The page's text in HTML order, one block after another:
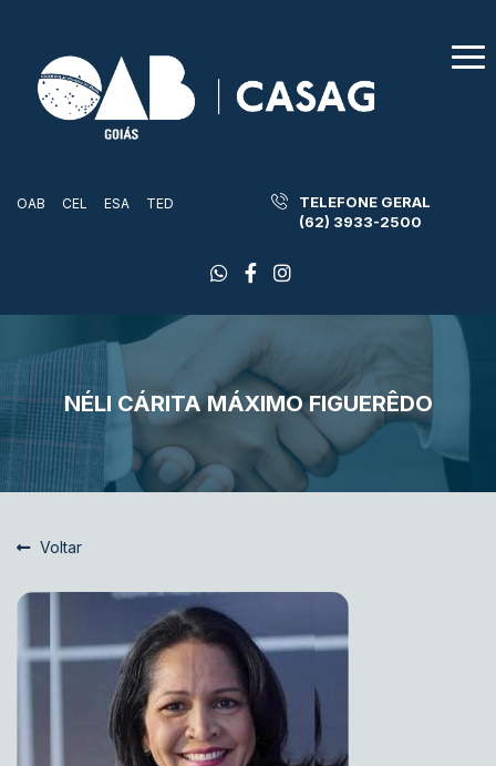
OAB CEL ESA TED
TELEFONE GERAL
(62) 3933-2500
NÉLI CÁRITA MÁXIMO FIGUERÊDO
Voltar